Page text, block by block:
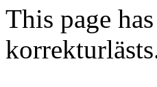
This page has